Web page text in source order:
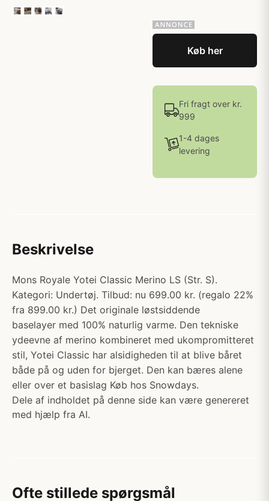
Køb her
Fri fragt over kr.
999
1-4 dages
levering
Beskrivelse
Mons Royale Yotei Classic Merino LS (Str. S).
Kategori: Undertøj. Tilbud: nu 699.00 kr. (regalo 22%
fra 899.00 kr.) Det originale løstsiddende
baselayer med 100% naturlig varme. Den tekniske
ydeevne af merino kombineret med ukompromitteret
stil, Yotei Classic har alsidigheden til at blive båret
både på og uden for bjerget. Den kan bæres alene
eller over et basislag Køb hos Snowdays.
Dele af indholdet på denne side kan være genereret
med hjælp fra AI.
Ofte stillede spørgsmål